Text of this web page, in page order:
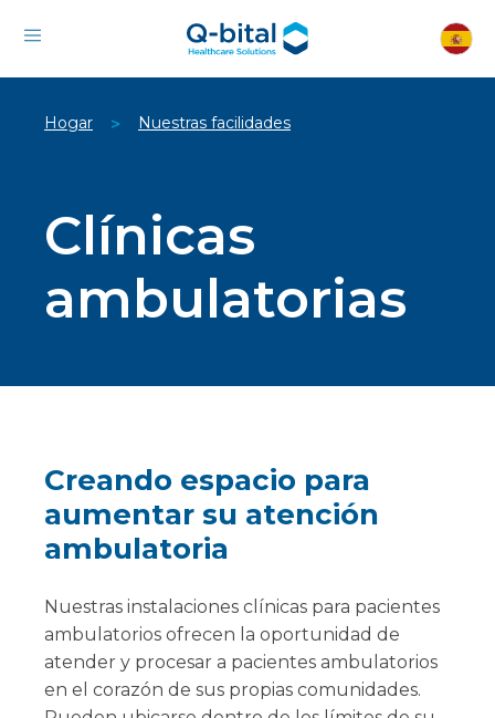
Hogar > Nuestras facilidades
Clínicas
ambulatorias
Creando espacio para
aumentar su atención
ambulatoria
Nuestras instalaciones clínicas para pacientes
ambulatorios ofrecen la oportunidad de
atender y procesar a pacientes ambulatorios
en el corazón de sus propias comunidades.